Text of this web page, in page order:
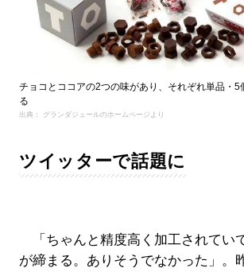
チョコとココアの2つの味があり、それぞれ単品・5
る
出典： グランダジュールのホームページより
ツイッターで話題に
「ちゃんと精度高く加工されてい
が締まる。ありそうでなかった」。